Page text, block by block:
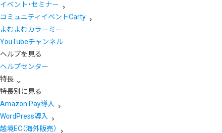
イベント・セミナー
コミュニティイベントCarty
よむよむカラーミー
YouTubeチャンネル
ヘルプを見る
ヘルプセンター
特長
特長別に見る
Amazon Pay導入
WordPress導入
越境EC（海外販売）